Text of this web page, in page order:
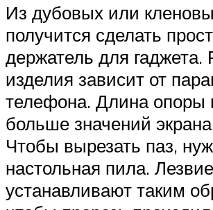
Из дубовых или
получится сделать
держатель для гаджета.
изделия зависит от
телефона. Длина опоры
больше значений
Чтобы вырезать паз,
настольная пила. Лезвие
устанавливают таким